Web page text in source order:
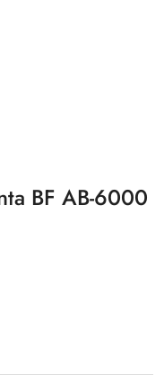
BF AB-6000